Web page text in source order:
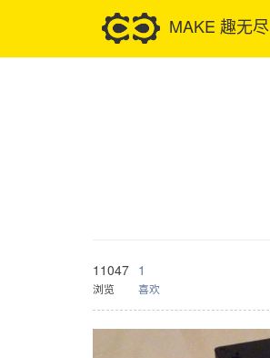
MAKE 趣无尽
11047
浏览
1
喜欢